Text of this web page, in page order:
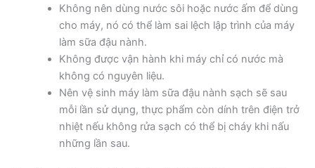
Không nên dùng nước sôi hoặc nước ấm để dùng
cho máy, nó có thể làm sai lệch lập trình của máy
làm sữa đậu nành.
Không được vận hành khi máy chỉ có nước mà
không có nguyên liệu.
Nên vệ sinh máy làm sữa đậu nành sạch sẽ sau
mỗi lần sử dụng, thực phẩm còn dính trên điện trở
nhiệt nếu không rửa sạch có thể bị cháy khi nấu
những lần sau.